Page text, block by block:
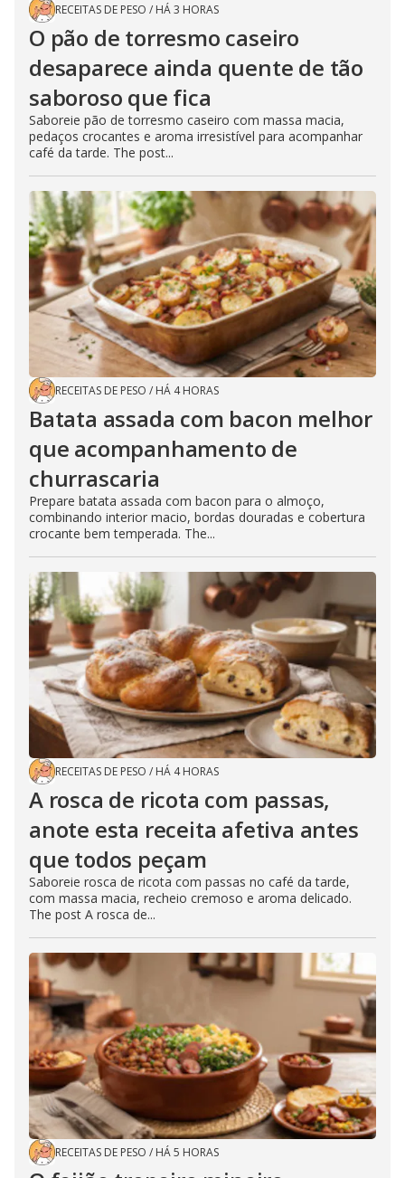
RECEITAS DE PESO / HÁ 3 HORAS
O pão de torresmo caseiro
desaparece ainda quente de tão
saboroso que fica
Saboreie pão de torresmo caseiro com massa macia,
pedaços crocantes e aroma irresistível para acompanhar
café da tarde. The post...
RECEITAS DE PESO / HÁ 4 HORAS
Batata assada com bacon melhor
que acompanhamento de
churrascaria
Prepare batata assada com bacon para o almoço,
combinando interior macio, bordas douradas e cobertura
crocante bem temperada. The...
RECEITAS DE PESO / HÁ 4 HORAS
A rosca de ricota com passas,
anote esta receita afetiva antes
que todos peçam
Saboreie rosca de ricota com passas no café da tarde,
com massa macia, recheio cremoso e aroma delicado.
The post A rosca de...
RECEITAS DE PESO / HÁ 5 HORAS